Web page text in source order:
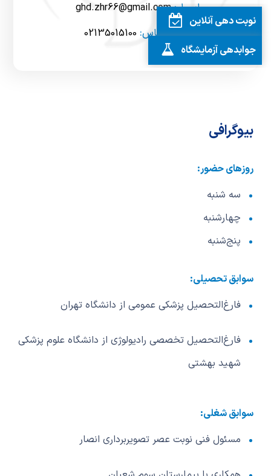
ایمیل: ghd.zhr66@gmail.com
شماره تماس: 02135015100
بیوگرافی
روزهای حضور:
سه شنبه
چهارشنبه
پنج‌شنبه
سوابق تحصيلی:
فارغ‌التحصیل پزشكی عمومی از دانشگاه تهران
فارغ‌التحصیل تخصصی رادیولوژی از دانشگاه علوم پزشکی
شهید بهشتی
سوابق شغلی:
مسئول فنی نوبت عصر تصویربرداری انصار
نوبت دهی آنلاین
جوابدهی آزمایشگاه